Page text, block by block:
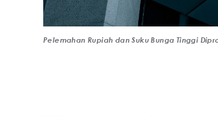
Pelemahan Rupiah dan Suku Bunga Tinggi